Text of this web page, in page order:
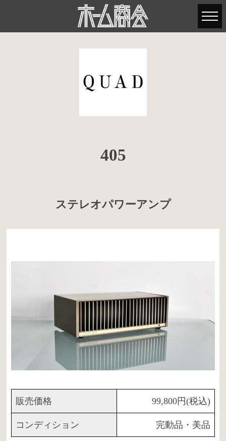
405
ステレオパワーアンプ
販売価格 99,800円(税込)
コンディション 完動品・美品